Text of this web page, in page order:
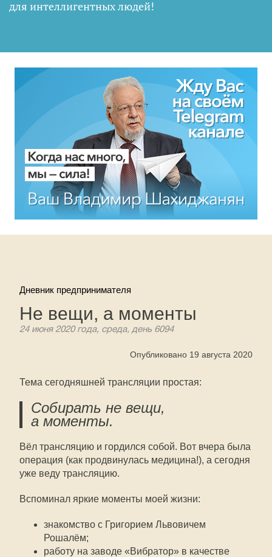
для интеллигентных людей!
Дневник предпринимателя
Не вещи, а моменты
24 июня 2020 года, среда, день 6094
Опубликовано 19 августа 2020
Тема сегодняшней трансляции простая:
Собирать не вещи,
а моменты.
Вёл трансляцию и гордился собой. Вот вчера была
операция (как продвинулась медицина!), а сегодня
уже веду трансляцию.
Вспоминал яркие моменты моей жизни:
знакомство с Григорием Львовичем
Рошалём;
работу на заводе «Вибратор» в качестве